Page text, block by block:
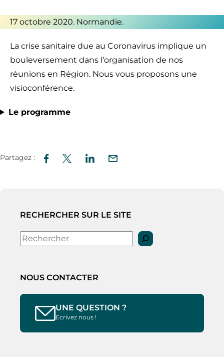
17 octobre 2020. Normandie.
La crise sanitaire due au Coronavirus implique un
bouleversement dans l’organisation de nos
réunions en Région. Nous vous proposons une
visioconférence.
Le programme
Partagez :
RECHERCHER SUR LE SITE
Rechercher
NOUS CONTACTER
UNE QUESTION ?
Ecrivez nous !